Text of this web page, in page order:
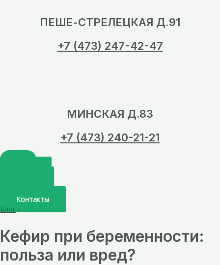
ПЕШЕ-СТРЕЛЕЦКАЯ Д.91
+7 (473) 247-42-47
МИНСКАЯ Д.83
+7 (473) 240-21-21
Контакты
Блог ›
Кефир при беременности:
польза или вред?